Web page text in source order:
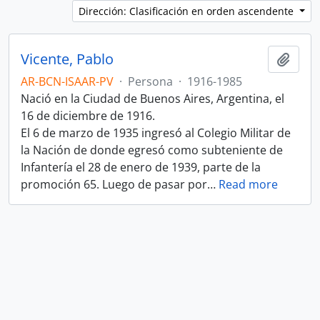
Dirección: Clasificación en orden ascendente
Vicente, Pablo
AR-BCN-ISAAR-PV · Persona · 1916-1985
Nació en la Ciudad de Buenos Aires, Argentina, el
16 de diciembre de 1916.
El 6 de marzo de 1935 ingresó al Colegio Militar de
la Nación de donde egresó como subteniente de
Infantería el 28 de enero de 1939, parte de la
promoción 65. Luego de pasar por… Read more